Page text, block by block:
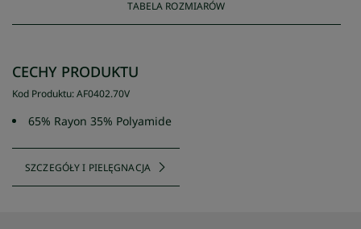
TABELA ROZMIARÓW
CECHY PRODUKTU
Kod Produktu:AF0402.70V
65% Rayon 35% Polyamide
SZCZEGÓŁY I PIELĘGNACJA